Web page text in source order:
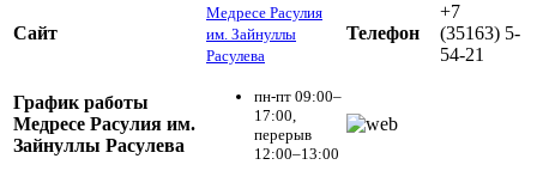
Сайт
Медресе Расулия
им. Зайнуллы
Расулева
Телефон
+7
(35163) 5-
54-21
График работы
Медресе Расулия им.
Зайнуллы Расулева
пн-пт 09:00–
17:00,
перерыв
12:00–13:00